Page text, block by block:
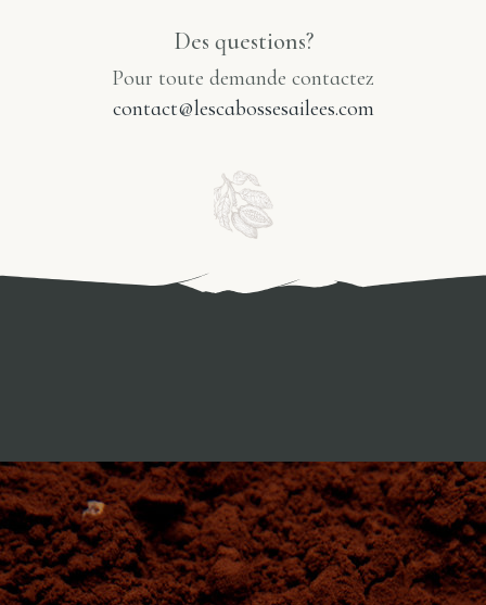
Des questions?
Pour toute demande contactez
contact@lescabossesailees.com